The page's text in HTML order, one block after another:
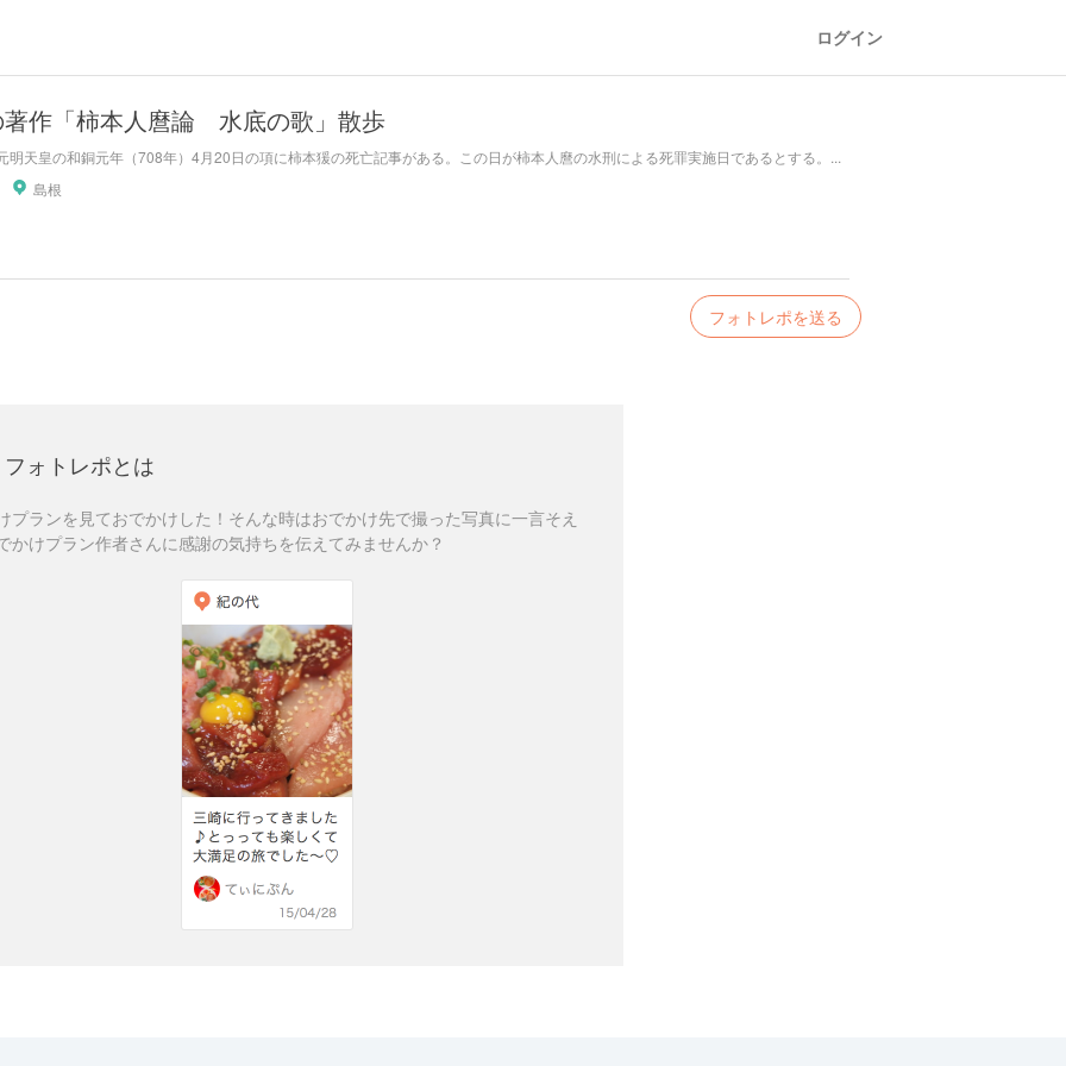
ログイン
著作「柿本人麿論 水底の歌」散歩
明天皇の和銅元年（708年）4月20日の項に柿本猨の死亡記事がある。この日が柿本人麿の水刑による死罪実施日であるとする。...
島根
フォトレポを送る
フォトレポとは
プランを見ておでかけした！そんな時はおでかけ先で撮った写真に一言そえ
かけプラン作者さんに感謝の気持ちを伝えてみませんか？